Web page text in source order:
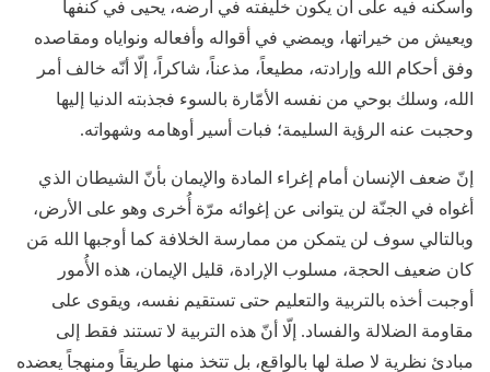
وأسكنه فيه على أن يكون خليفته في أرضه، يحيى في كنفها
ويعيش من خيراتها، ويمضي في أقواله وأفعاله ونواياه ومقاصده
وفق أحكام الله وإرادته، مطيعاً، مذعناً، شاكراً، إلّا أنّه خالف أمر
الله، وسلك بوحي من نفسه الأمّارة بالسوء فجذبته الدنيا إليها
وحجبت عنه الرؤية السليمة؛ فبات أسير أوهامه وشهواته.
إنّ ضعف الإنسان أمام إغراء المادة والإيمان بأنّ الشيطان الذي
أغواه في الجنّة لن يتوانى عن إغوائه مرّة أُخرى وهو على الأرض،
وبالتالي سوف لن يتمكن من ممارسة الخلافة كما أوجبها الله مَن
كان ضعيف الحجة، مسلوب الإرادة، قليل الإيمان، هذه الأُمور
أوجبت أخذه بالتربية والتعليم حتى تستقيم نفسه، ويقوى على
مقاومة الضلالة والفساد. إلّا أنّ هذه التربية لا تستند فقط إلى
مبادئ نظرية لا صلة لها بالواقع، بل تتخذ منها طريقاً ومنهجاً يعضده